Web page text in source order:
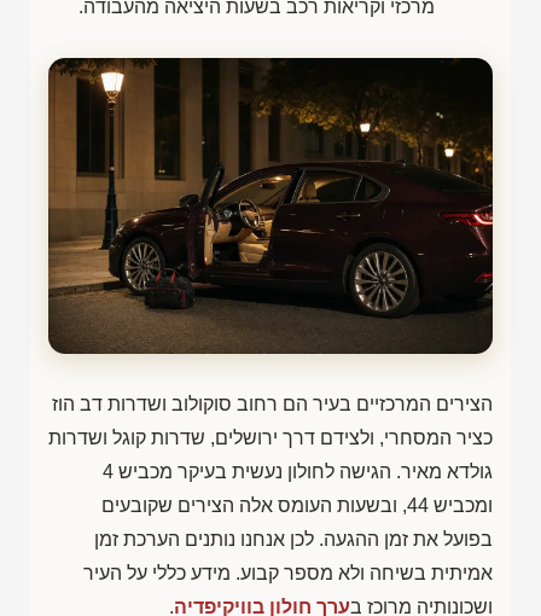
מרכזי וקריאות רכב בשעות היציאה מהעבודה.
הצירים המרכזיים בעיר הם רחוב סוקולוב ושדרות דב הוז
כציר המסחרי, ולצידם דרך ירושלים, שדרות קוגל ושדרות
גולדא מאיר. הגישה לחולון נעשית בעיקר מכביש 4
ומכביש 44, ובשעות העומס אלה הצירים שקובעים
בפועל את זמן ההגעה. לכן אנחנו נותנים הערכת זמן
אמיתית בשיחה ולא מספר קבוע. מידע כללי על העיר
ושכונותיה מרוכז בערך חולון בוויקיפדיה.